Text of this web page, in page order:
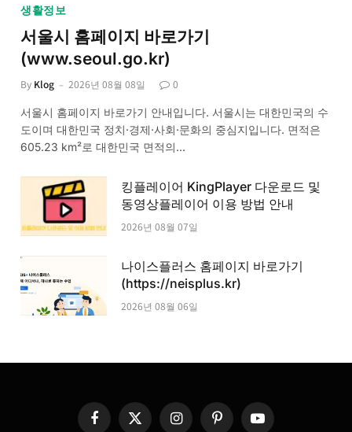
생활정보
서울시 홈페이지 바로가기
(www.seoul.go.kr)
By Klog 2026년 08월 08일 0
서울시 홈페이지 바로가기 안내입니다. 서울시는 대한민국의 수
도이며 대한민국 정치·경제·사회·문화의 중심지입니다. 면적은
605.23 km²로 대한민국 면적의…
킹플레이어 KingPlayer 다운로드 및
동영상플레이어 이용 방법 안내
2026년 08월 07일
나이스플러스 홈페이지 바로가기
(https://neisplus.kr)
2026년 08월 06일
Facebook
X InstagramPinterestYouTube